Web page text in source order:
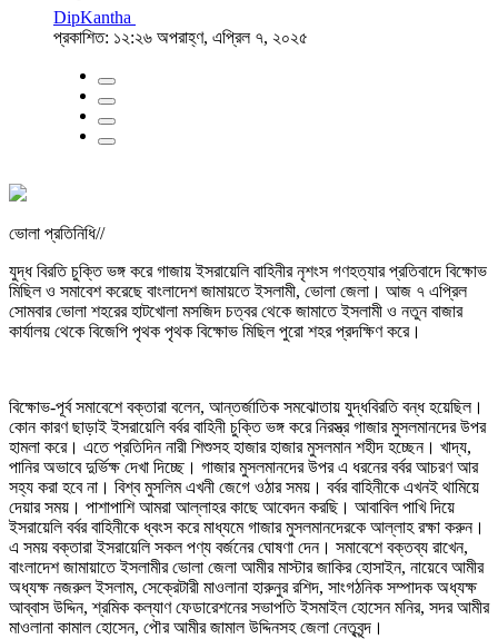
DipKantha
প্রকাশিত: ১২:২৬ অপরাহ্ণ, এপ্রিল ৭, ২০২৫
ভোলা প্রতিনিধি//
যুদ্ধ বিরতি চুক্তি ভঙ্গ করে গাজায় ইসরায়েলি বাহিনীর নৃশংস গণহত্যার প্রতিবাদে বিক্ষোভ
মিছিল ও সমাবেশ করেছে বাংলাদেশ জামায়তে ইসলামী, ভোলা জেলা। আজ ৭ এপ্রিল
সোমবার ভোলা শহরের হাটখোলা মসজিদ চত্বর থেকে জামাতে ইসলামী ও নতুন বাজার
কার্যালয় থেকে বিজেপি পৃথক পৃথক বিক্ষোভ মিছিল পুরো শহর প্রদক্ষিণ করে।
বিক্ষোভ-পূর্ব সমাবেশে বক্তারা বলেন, আন্তর্জাতিক সমঝোতায় যুদ্ধবিরতি বন্ধ হয়েছিল।
কোন কারণ ছাড়াই ইসরায়েলি বর্বর বাহিনী চুক্তি ভঙ্গ করে নিরস্ত্র গাজার মুসলমানদের উপর
হামলা করে। এতে প্রতিদিন নারী শিশুসহ হাজার হাজার মুসলমান শহীদ হচ্ছেন। খাদ্য,
পানির অভাবে দুর্ভিক্ষ দেখা দিচ্ছে। গাজার মুসলমানদের উপর এ ধরনের বর্বর আচরণ আর
সহ্য করা হবে না। বিশ্ব মুসলিম এখনী জেগে ওঠার সময়। বর্বর বাহিনীকে এখনই থামিয়ে
দেয়ার সময়। পাশাপাশি আমরা আল্লাহর কাছে আবেদন করছি। আবাবিল পাখি দিয়ে
ইসরায়েলি বর্বর বাহিনীকে ধ্বংস করে মাধ্যমে গাজার মুসলমানদেরকে আল্লাহ রক্ষা করুন।
এ সময় বক্তারা ইসরায়েলি সকল পণ্য বর্জনের ঘোষণা দেন। সমাবেশে বক্তব্য রাখেন,
বাংলাদেশ জামায়াতে ইসলামীর ভোলা জেলা আমীর মাস্টার জাকির হোসাইন, নায়েবে আমীর
অধ্যক্ষ নজরুল ইসলাম, সেক্রেটারী মাওলানা হারুনুর রশিদ, সাংগঠনিক সম্পাদক অধ্যক্ষ
আব্বাস উদ্দিন, শ্রমিক কল্যাণ ফেডারেশনের সভাপতি ইসমাইল হোসেন মনির, সদর আমীর
মাওলানা কামাল হোসেন, পৌর আমীর জামাল উদ্দিনসহ জেলা নেতৃবৃন্দ।